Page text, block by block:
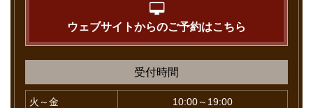
ウェブサイトからのご予約はこちら
受付時間
火～金 10:00～19:00